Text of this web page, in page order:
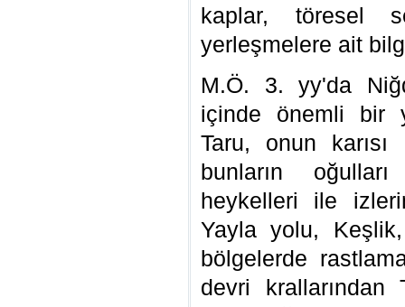
kaplar, töresel
yerleşmelere ait
M.Ö. 3. yy'da
içinde önemli bir
Taru, onun karısı
bunların
heykelleri ile
Yayla yolu,
bölgelerde
devri krallarından